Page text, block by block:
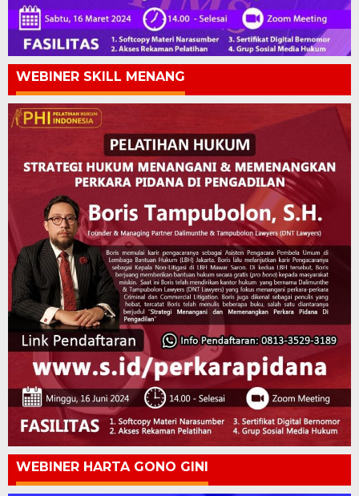
WEBINER SKILL MENANG
WEBINER HARTA GONO GINI